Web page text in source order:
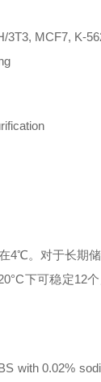
3T3, MCF7, K-
4℃。对于长期
下可稳定12
with 0.02%